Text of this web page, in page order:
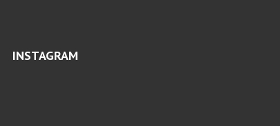
INSTAGRAM